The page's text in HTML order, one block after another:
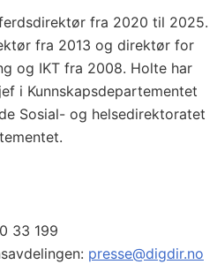
fra 2020 til 2025.
fra 2013 og direktør for
og IKT fra 2008. Holte har
i Kunnskapsdepartementet
Sosial- og helsedirektoratet
33 199
presse@digdir.no